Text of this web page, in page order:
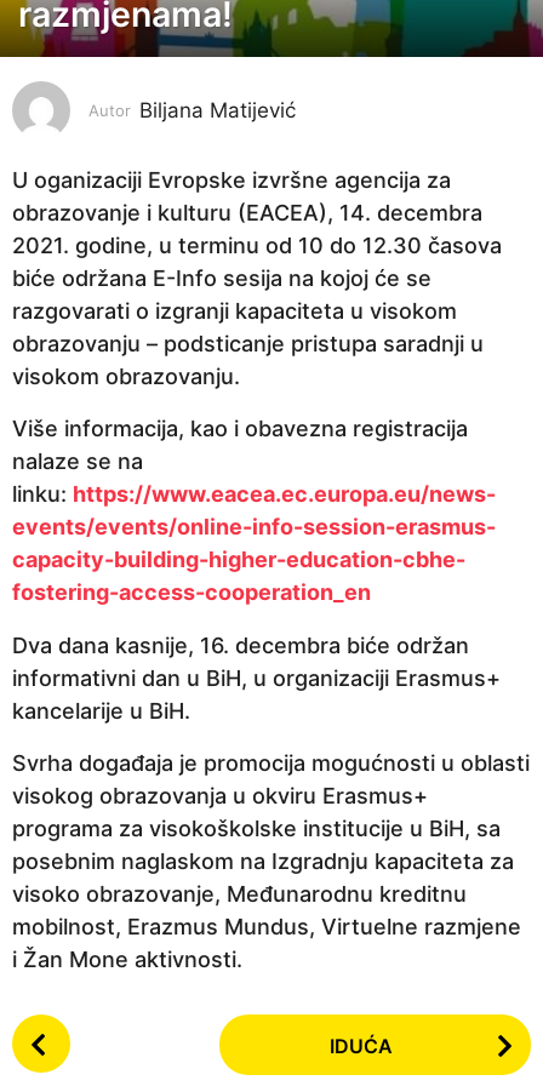
g
n
a
p
r
i
j
e
5
o
d
i
n
a
p
razmjenama!
Autor Biljana Matijević
U oganizaciji Evropske izvršne agencija za
obrazovanje i kulturu (EACEA), 14. decembra
2021. godine, u terminu od 10 do 12.30 časova
biće održana E-Info sesija na kojoj će se
razgovarati o izgranji kapaciteta u visokom
obrazovanju – podsticanje pristupa saradnji u
visokom obrazovanju.
Više informacija, kao i obavezna registracija
nalaze se na
linku: https://www.eacea.ec.europa.eu/news-
events/events/online-info-session-erasmus-
capacity-building-higher-education-cbhe-
fostering-access-cooperation_en
Dva dana kasnije, 16. decembra biće održan
informativni dan u BiH, u organizaciji Erasmus+
kancelarije u BiH.
Svrha događaja je promocija mogućnosti u oblasti
visokog obrazovanja u okviru Erasmus+
programa za visokoškolske institucije u BiH, sa
posebnim naglaskom na Izgradnju kapaciteta za
visoko obrazovanje, Međunarodnu kreditnu
mobilnost, Erazmus Mundus, Virtuelne razmjene
i Žan Mone aktivnosti.
P
o
IDUĆA